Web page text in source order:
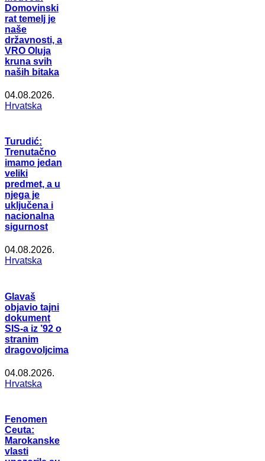
Domovinski
rat temelj je
naše
državnosti, a
VRO Oluja
kruna svih
naših bitaka
04.08.2026.
Hrvatska
Turudić:
Trenutačno
imamo jedan
veliki
predmet, a u
njega je
uključena i
nacionalna
sigurnost
04.08.2026.
Hrvatska
Glavaš
objavio tajni
dokument
SIS-a iz ’92 o
stranim
dragovoljcima
04.08.2026.
Hrvatska
Fenomen
Ceuta:
Marokanske
vlasti